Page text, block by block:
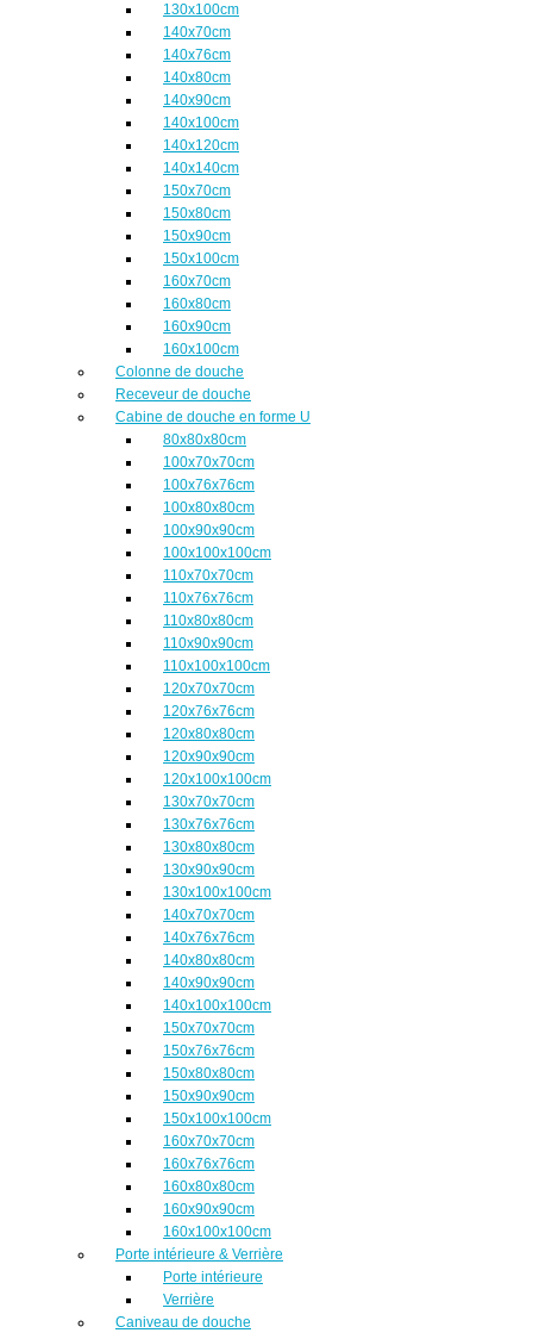
130x100cm
140x70cm
140x76cm
140x80cm
140x90cm
140x100cm
140x120cm
140x140cm
150x70cm
150x80cm
150x90cm
150x100cm
160x70cm
160x80cm
160x90cm
160x100cm
Colonne de douche
Receveur de douche
Cabine de douche en forme U
80x80x80cm
100x70x70cm
100x76x76cm
100x80x80cm
100x90x90cm
100x100x100cm
110x70x70cm
110x76x76cm
110x80x80cm
110x90x90cm
110x100x100cm
120x70x70cm
120x76x76cm
120x80x80cm
120x90x90cm
120x100x100cm
130x70x70cm
130x76x76cm
130x80x80cm
130x90x90cm
130x100x100cm
140x70x70cm
140x76x76cm
140x80x80cm
140x90x90cm
140x100x100cm
150x70x70cm
150x76x76cm
150x80x80cm
150x90x90cm
150x100x100cm
160x70x70cm
160x76x76cm
160x80x80cm
160x90x90cm
160x100x100cm
Porte intérieure & Verrière
Porte intérieure
Verrière
Caniveau de douche